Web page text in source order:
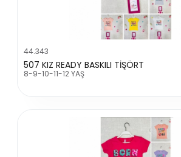
44.343
507 KIZ READY BASKILI TİŞÖRT
8-9-10-11-12 YAŞ